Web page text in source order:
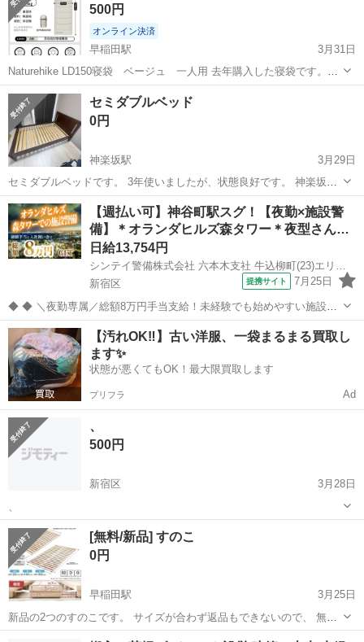
【アピールポイン...500円
オンライン決済
早稲田駅
3月31日
Naturehike LD150寝袋 ベージュ 一人用 去年購入した寝袋です。3
枚目の写真は色違いのイメージ図です。 【購入時価格】3000円ぐらい
【サイズ】縦：225cm、横：75cm 【傷などの状態】10日ぐらい使
い...
東京 新宿区 早稲田駅 寝具
セミダブルベッド
0円
神楽坂駅
3月29日
セミダブルベッドです。 3年使いましたが、状態良好です。 神楽坂付
近の自宅での引き取りを希望致します。
東京 新宿区 神楽坂駅 寝具 セミダブル
【週払い可】神谷町駅スグ！【夜勤×施設警
備】＊オランダヒルズ森タワー＊夜型さん…
日給13,754円
シンテイ警備株式会社 六本木支社 牛込柳町(23)エリア/A3203200117
新宿区
提携サイト 7月25日
◆ ◆ ＼夜勤専属／総額8万円手当支給！未経験でも始めやすい施設警
備のお仕事 お仕事は20時～勤務出来るので Wワークなども両立しなが
ら勤務も！ 月収27万円以上も可能♪ 安定収入で生活も安心です★ ＼未
経験スタートで...
東京 新宿区 警備員
【汚れOK‼️】古い洋服、一袋まるまる買取し
ます✨
状態が悪くてもOK！最大限買取します
プリフラ Ad
、
500円
新宿区
3月28日
東京 新宿区 寝具 食器棚
[無料/新品] すのこ
0円
早稲田駅
3月25日
新品の2つのすのこです。 サイズが合わず返品もできないので、 無料
で差し上げます。 すのこは２つありますが、一つだけ必要な場合は 一
新宿区 早稲田駅 寝具 すのこ